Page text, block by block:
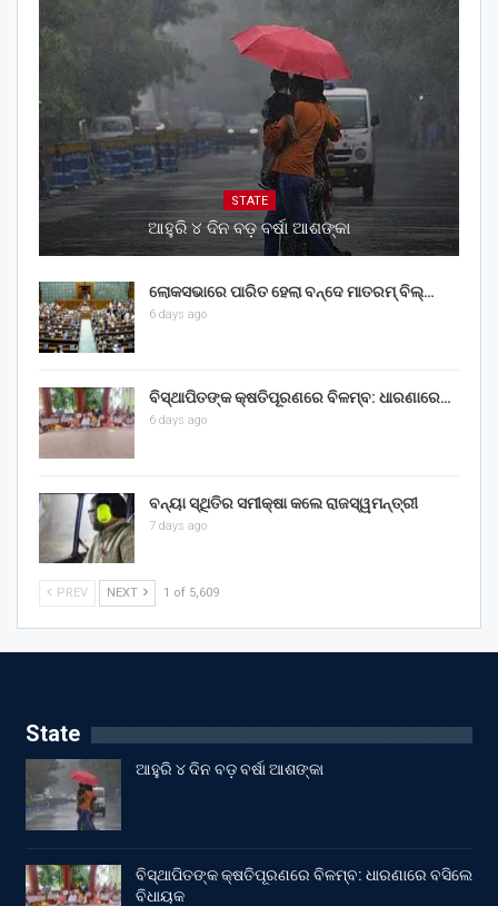
STATE
ଆହୁରି ୪ ଦିନ ବଡ଼ ବର୍ଷା ଆଶଙ୍କା
ଲୋକସଭାରେ ପାରିତ ହେଲା ବନ୍ଦେ ମାତରମ୍‌ ବିଲ୍‌…
6 days ago
ବିସ୍ଥାପିତଙ୍କ କ୍ଷତିପୂରଣରେ ବିଳମ୍ବ: ଧାରଣାରେ…
6 days ago
ବନ୍ୟା ସ୍ଥିତିର ସମୀକ୍ଷା କଲେ ରାଜସ୍ୱମନ୍ତ୍ରୀ
7 days ago
PREV NEXT 1 of 5,609
State
ଆହୁରି ୪ ଦିନ ବଡ଼ ବର୍ଷା ଆଶଙ୍କା
ବିସ୍ଥାପିତଙ୍କ କ୍ଷତିପୂରଣରେ ବିଳମ୍ବ: ଧାରଣାରେ ବସିଲେ
ବିଧାୟକ